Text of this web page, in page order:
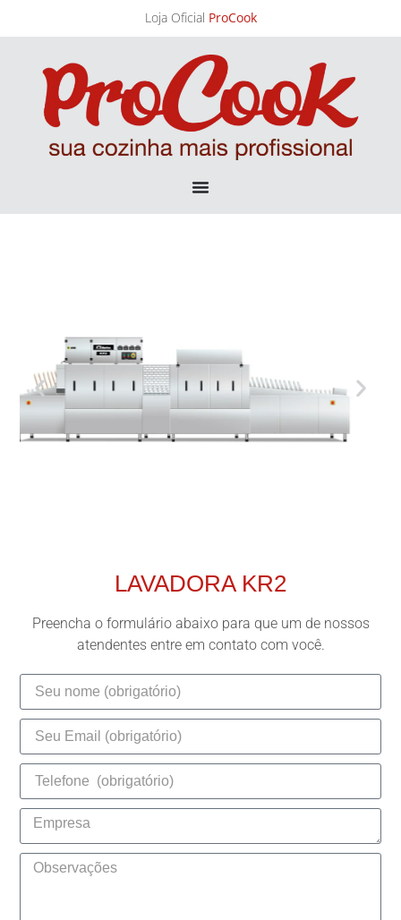
Loja Oficial ProCook
LAVADORA KR2
Preencha o formulário abaixo para que um de nossos
atendentes entre em contato com você.